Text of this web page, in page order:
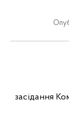
засідання